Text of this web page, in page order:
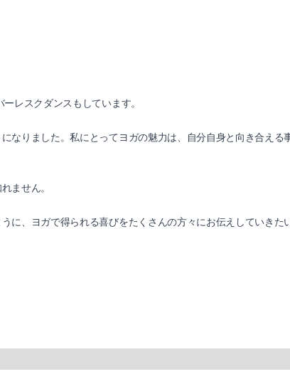
レスクダンスもしています。
なりました。私にとってヨガの魅力は、自分自身と向き合え
ません。
に、ヨガで得られる喜びをたくさんの方々にお伝えしていき